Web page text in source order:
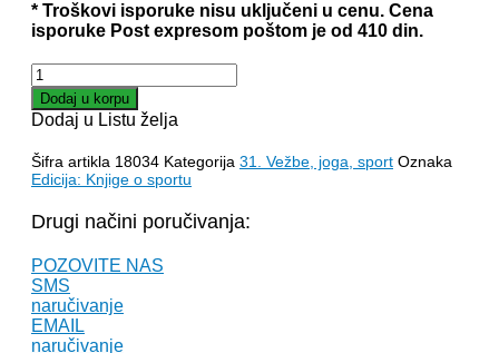
* Troškovi isporuke nisu uključeni u cenu. Cena
isporuke Post expresom poštom je od 410 din.
ŠIATSU
DJI
-
DJO
tehnike
akupresure
količina
Dodaj u korpu
Dodaj u Listu želja
Šifra artikla 18034 Kategorija 31. Vežbe, joga, sport Oznaka
Edicija: Knjige o sportu
Drugi načini poručivanja:
POZOVITE NAS
SMS
naručivanje
EMAIL
naručivanje